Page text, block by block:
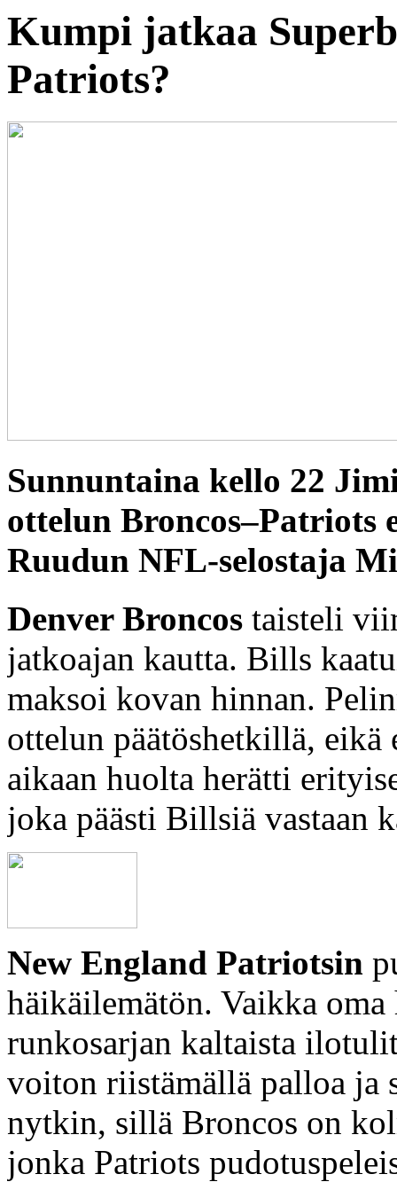
Kumpi jatkaa
Patriots?
Sunnuntaina kello 22
ottelun Broncos–Patriots
Ruudun NFL-selostaja
Denver Broncos taisteli
jatkoajan kautta. Bills
maksoi kovan hinnan.
ottelun päätöshetkillä, eikä
aikaan huolta herätti
joka päästi Billsiä vastaan
New England Patriotsin
häikäilemätön. Vaikka
runkosarjan kaltaista
voiton riistämällä palloa ja
nytkin, sillä Broncos on
jonka Patriots